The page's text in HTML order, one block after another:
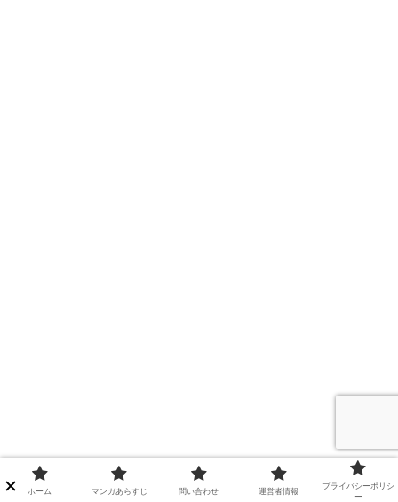
ホーム マンガあらすじ 問い合わせ 運営者情報
プライバシーポリシ
ー